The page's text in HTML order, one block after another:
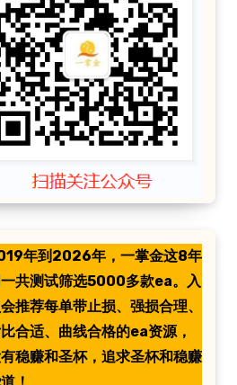
年到2026年，一掌金这8年
共测试筛选5000多款ea。入
推荐每单带止损、强损合理、
合适、曲线合格的ea资源，
稳赚和圣杯，追求圣杯和稳赚